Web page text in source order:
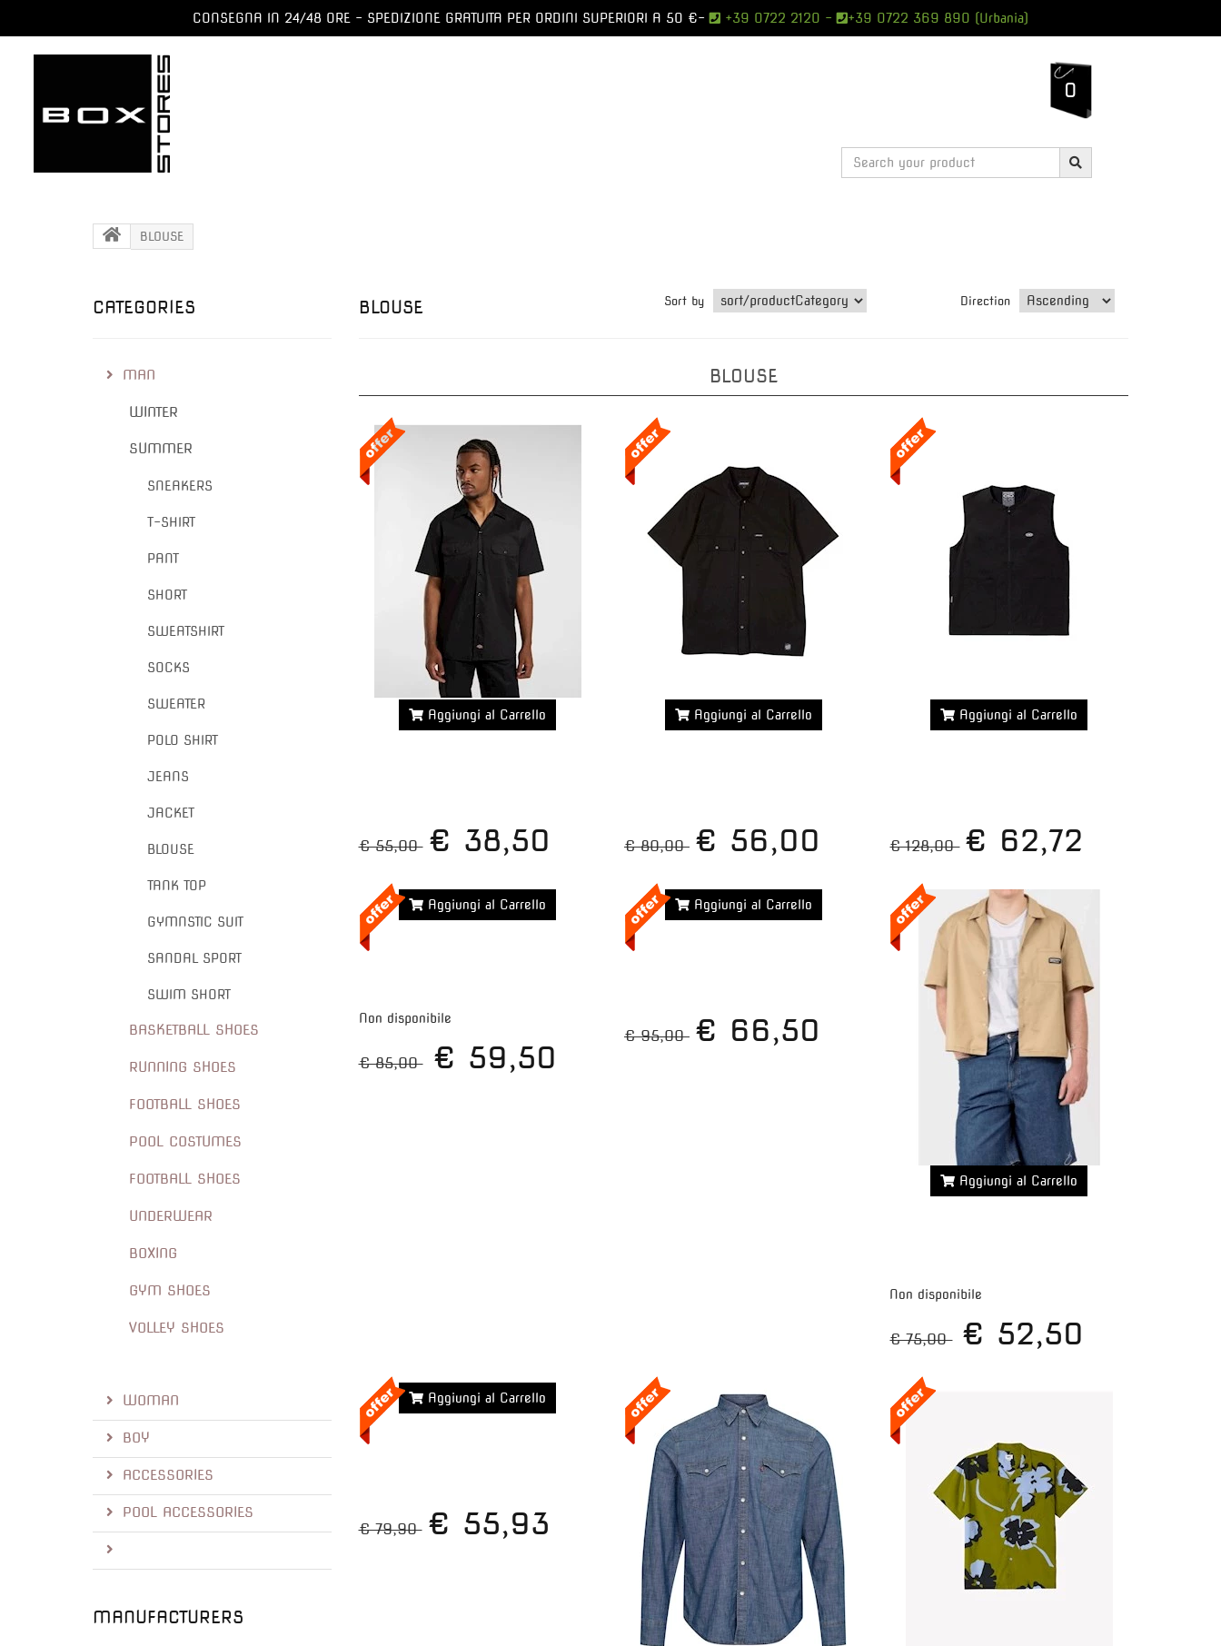
CONSEGNA IN 24/48 ORE - SPEDIZIONE GRATUITA PER ORDINI SUPERIORI A 50 €- +39 0722 2120 - +39 0722 369 890 (Urbania)
0
BLOUSE
BLOUSE Sort by Direction
BLOUSE
Aggiungi al Carrello
€ 55,00 € 38,50
Aggiungi al Carrello
€ 80,00 € 56,00
Aggiungi al Carrello
€ 128,00 € 62,72
Aggiungi al Carrello
Non disponibile
€ 85,00 € 59,50
Aggiungi al Carrello
€ 95,00 € 66,50
Aggiungi al Carrello
Non disponibile
€ 75,00 € 52,50
Aggiungi al Carrello
€ 79,90 € 55,93
CATEGORIES
MAN
WINTER
SUMMER
SNEAKERS
T-SHIRT
PANT
SHORT
SWEATSHIRT
SOCKS
SWEATER
POLO SHIRT
JEANS
JACKET
BLOUSE
TANK TOP
GYMNSTIC SUIT
SANDAL SPORT
SWIM SHORT
BASKETBALL SHOES
RUNNING SHOES
FOOTBALL SHOES
POOL COSTUMES
FOOTBALL SHOES
UNDERWEAR
BOXING
GYM SHOES
VOLLEY SHOES
WOMAN
BOY
ACCESSORIES
POOL ACCESSORIES
MANUFACTURERS